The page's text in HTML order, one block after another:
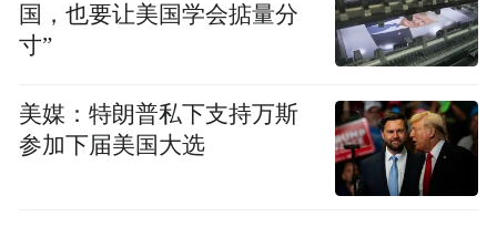
国，也要让美国学会掂量分
寸”
美媒：特朗普私下支持万斯
参加下届美国大选